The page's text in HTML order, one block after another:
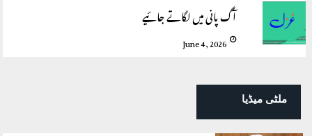
آگ پانی میں لگاتے جائیے
June 4, 2026
ملٹی میڈیا